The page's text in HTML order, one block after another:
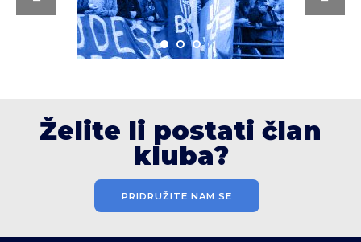
Želite li postati član
kluba?
PRIDRUŽITE NAM SE